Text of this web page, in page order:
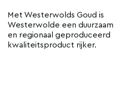
Met Westerwolds Goud is
Westerwolde een duurzaam
en regionaal geproduceerd
kwaliteitsproduct rijker.